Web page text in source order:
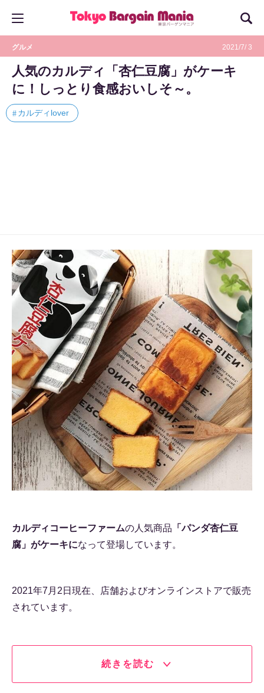
グルメ 2021/7/ 3
人気のカルディ「杏仁豆腐」がケーキ
に！しっとり食感おいしそ～。
カルディlover
カルディコーヒーファームの人気商品 「パンダ杏仁豆
腐」がケーキになって登場しています。
2021年7月2日現在、店舗およびオンラインストアで販売
されています。
続きを読む